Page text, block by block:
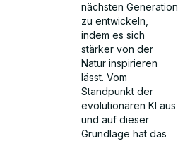
nächsten Generation
zu entwickeln,
indem es sich
stärker von der
Natur inspirieren
lässt. Vom
Standpunkt der
evolutionären KI aus
und auf dieser
Grundlage hat das